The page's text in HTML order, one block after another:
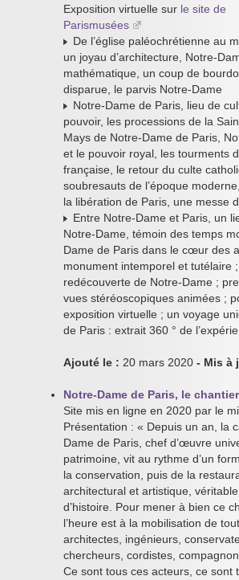
Exposition virtuelle sur le site de
Parismusées
De l’église paléochrétienne au
un joyau d’architecture, Notre-
mathématique, un coup de
disparue, le parvis Notre-Dame
Notre-Dame de Paris, lieu de
pouvoir, les processions de la
Mays de Notre-Dame de Paris,
et le pouvoir royal, les tourments
française, le retour du culte
soubresauts de l’époque
la libération de Paris, une messe
Entre Notre-Dame et Paris, un
Notre-Dame, témoin des temps
Dame de Paris dans le cœur des
monument intemporel et tutélaire
redécouverte de Notre-Dame ;
vues stéréoscopiques animées ;
exposition virtuelle ; un voyage
de Paris : extrait 360 ° de
Ajouté le : 20 mars 2020 - Mis à
Notre-Dame de Paris, le
Site mis en ligne en 2020 par le
Présentation : « Depuis un an, la
Dame de Paris, chef d’œuvre
patrimoine, vit au rythme d’un
la conservation, puis de la
architectural et artistique,
d’histoire. Pour mener à bien ce
l’heure est à la mobilisation de
architectes, ingénieurs,
chercheurs, cordistes,
Ce sont tous ces acteurs, ce sont